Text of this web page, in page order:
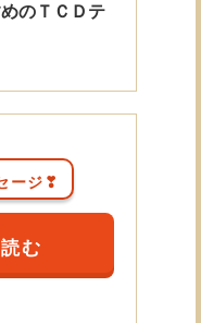
のＴＣＤテ
ージ❣
む